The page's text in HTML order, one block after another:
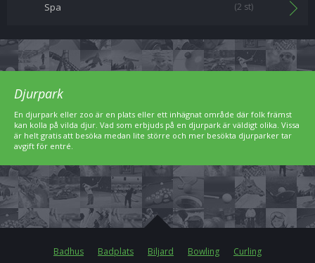
Spa (2 st)
Djurpark
En djurpark eller zoo är en plats eller ett inhägnat område där folk främst
kan kolla på vilda djur. Vad som erbjuds på en djurpark är väldigt olika. Vissa
är helt gratis att besöka medan lite större och mer besökta djurparker tar
avgift för entré.
Badhus Badplats Biljard Bowling Curling